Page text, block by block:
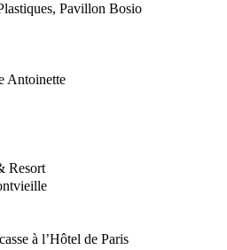
Pavillon Bosio
Antoinette
Resort
à l’Hôtel de Paris